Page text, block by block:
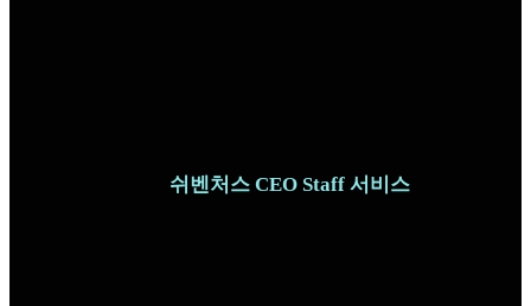
쉬벤처스 CEO Staff 서비스